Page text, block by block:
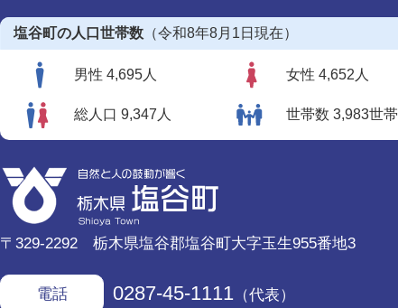
塩谷町の人口世帯数 （令和8年8月1日現在）
男性 4,695人 女性 4,652人
総人口 9,347人 世帯数 3,983世帯
〒329-2292 栃木県塩谷郡塩谷町大字玉生955番地3
電話 0287-45-1111 （代表）